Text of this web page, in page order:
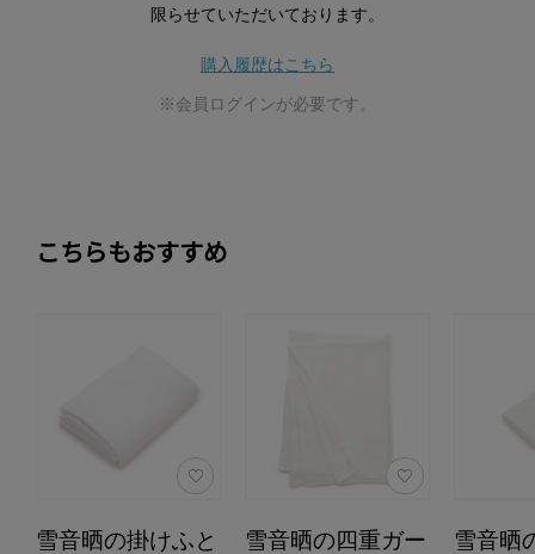
限らせていただいております。
購入履歴はこちら
※会員ログインが必要です。
こちらもおすすめ
雪音晒の掛けふと
雪音晒の四重ガー
雪音晒